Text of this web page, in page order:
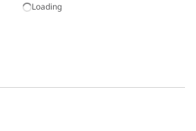
Loading